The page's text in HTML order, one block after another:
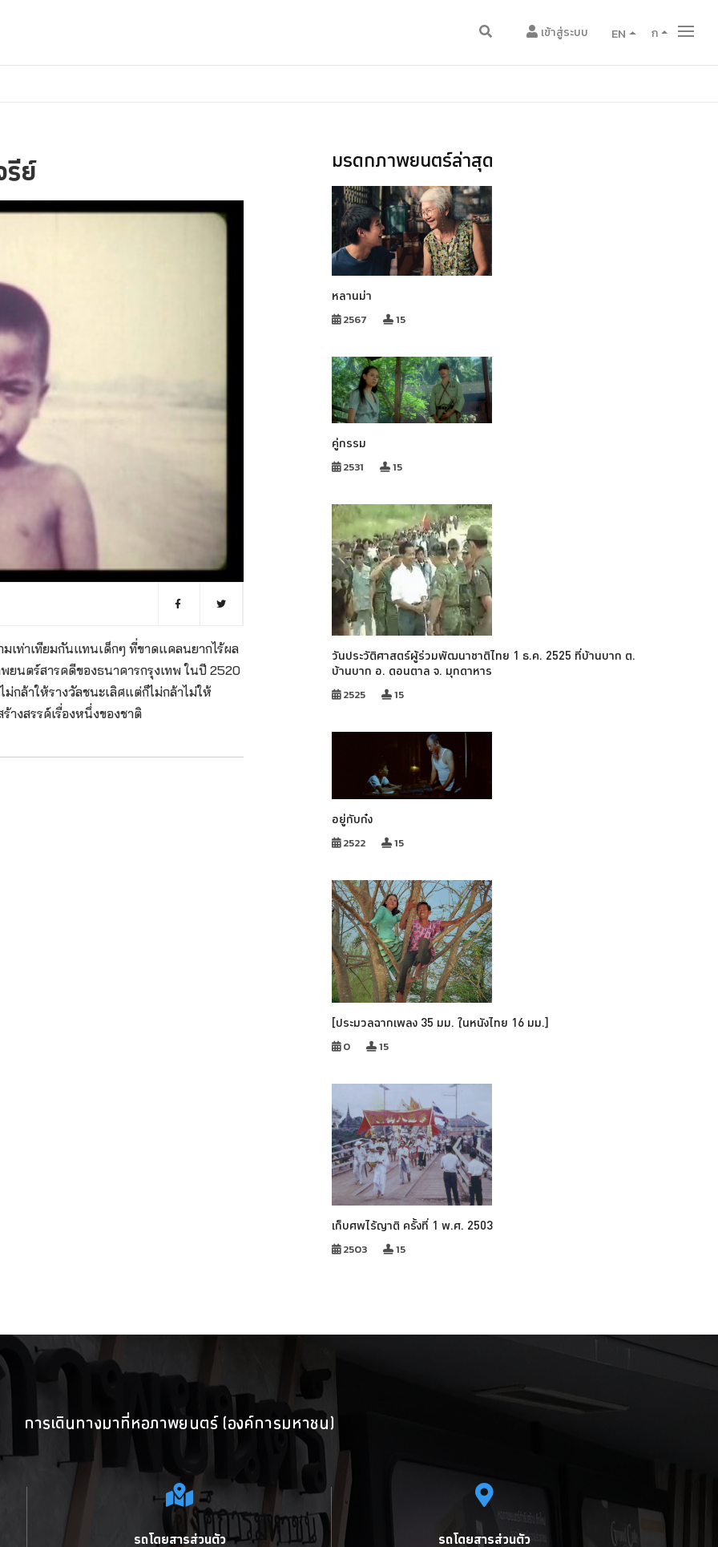
เข้าสู่ระบบ EN ก
รีย์
เท่าเทียมกันแทนเด็กๆ ที่ขาดแคลนยากไร้ผล
นตร์สารคดีของธนาคารกรุงเทพ ในปี 2520
กล้าให้รางวัลชนะเลิศแต่ก็ไม่กล้าไม่ให้
างสรรค์เรื่องหนึ่งของชาติ
มรดกภาพยนตร์ล่าสุด
หลานม่า
2567 15
คู่กรรม
2531 15
วันประวัติศาสตร์ผู้ร่วมพัฒนาชาติไทย 1 ธ.ค. 2525 ที่บ้านบาก ต.
บ้านบาก อ. ดอนตาล จ. มุกดาหาร
2525 15
อยู่กับก๋ง
2522 15
[ประมวลฉากเพลง 35 มม. ในหนังไทย 16 มม.]
0 15
เก็บศพไร้ญาติ ครั้งที่ 1 พ.ศ. 2503
2503 15
การเดินทางมาที่หอภาพยนตร์ (องค์การมหาชน)
รถโดยสารส่วนตัว รถโดยสารส่วนตัว